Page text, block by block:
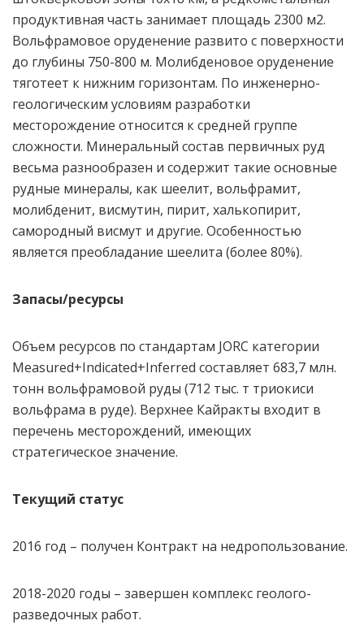
продуктивная часть занимает площадь 2300 м2.
Вольфрамовое оруденение развито с поверхности
до глубины 750-800 м. Молибденовое оруденение
тяготеет к нижним горизонтам. По инженерно-
геологическим условиям разработки
месторождение относится к средней группе
сложности. Минеральный состав первичных руд
весьма разнообразен и содержит такие основные
рудные минералы, как шеелит, вольфрамит,
молибденит, висмутин, пирит, халькопирит,
самородный висмут и другие. Особенностью
является преобладание шеелита (более 80%).
Запасы/ресурсы
Объем ресурсов по стандартам JORC категории
Measured+Indicated+Inferred составляет 683,7 млн.
тонн вольфрамовой руды (712 тыс. т триокиси
вольфрама в руде). Верхнее Кайракты входит в
перечень месторождений, имеющих
стратегическое значение.
Текущий статус
2016 год – получен Контракт на недропользование.
2018-2020 годы – завершен комплекс геолого-
разведочных работ.